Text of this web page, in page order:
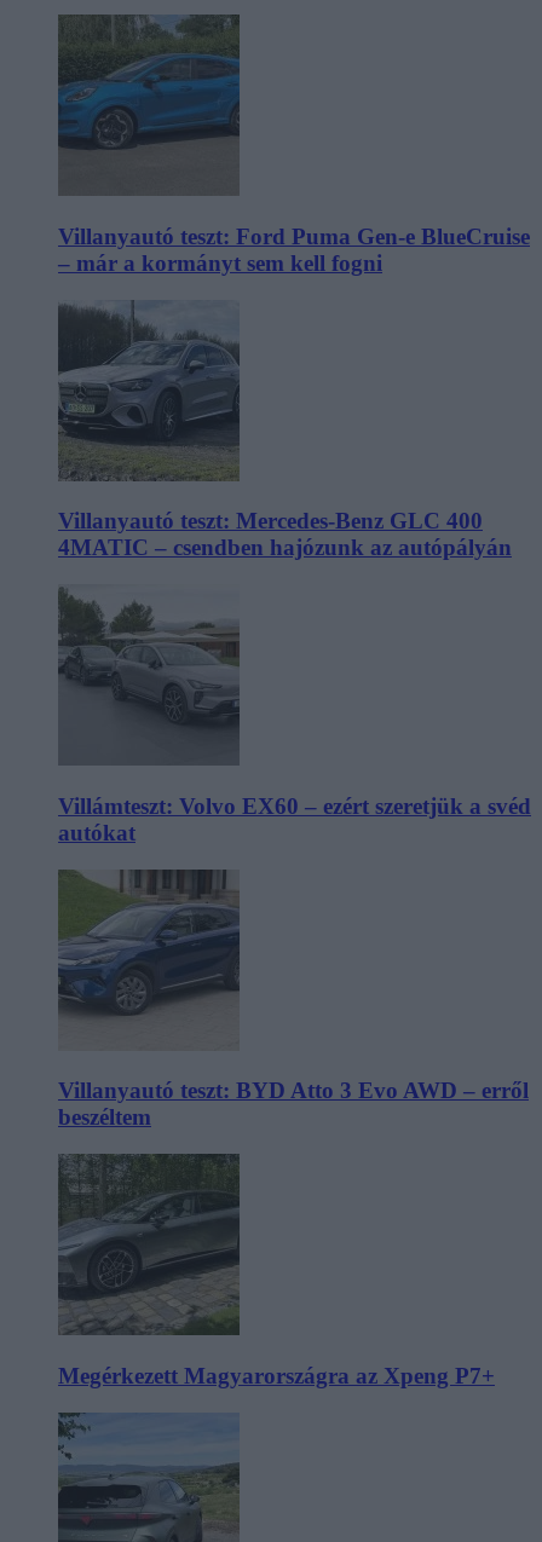
Villanyautó teszt: Ford Puma Gen-e BlueCruise
– már a kormányt sem kell fogni
Villanyautó teszt: Mercedes-Benz GLC 400
4MATIC – csendben hajózunk az autópályán
Villámteszt: Volvo EX60 – ezért szeretjük a svéd
autókat
Villanyautó teszt: BYD Atto 3 Evo AWD – erről
beszéltem
Megérkezett Magyarországra az Xpeng P7+